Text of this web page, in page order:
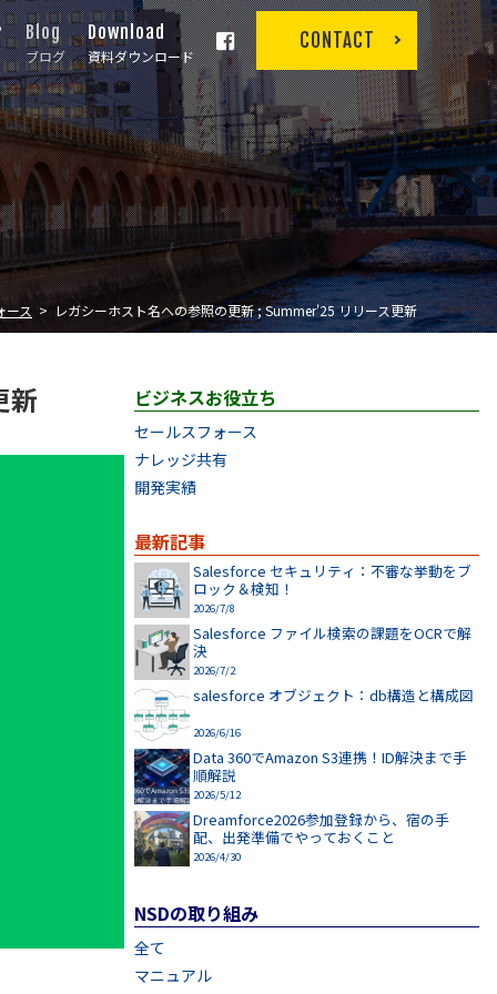
Blog
ブログ
Download
資料ダウンロード
CONTACT
ース レガシーホスト名への参照の更新 ; Summer'25 リリース更新
新 ビジネスお役立ち
セールスフォース
ナレッジ共有
開発実績
最新記事
Salesforce セキュリティ：不審な挙動をブ
ロック＆検知！
2026/7/8
Salesforce ファイル検索の課題をOCRで解
決
2026/7/2
salesforce オブジェクト：db構造と構成図
2026/6/16
Data 360でAmazon S3連携！ID解決まで手
順解説
2026/5/12
Dreamforce2026参加登録から、宿の手
配、出発準備でやっておくこと
2026/4/30
NSDの取り組み
全て
マニュアル